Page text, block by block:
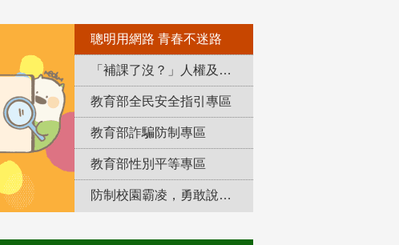
聰明用網路 青春不迷路
「補課了沒？」人權及轉型正義教育專區
教育部全民安全指引專區
教育部詐騙防制專區
教育部性別平等專區
防制校園霸凌，勇敢說出來！